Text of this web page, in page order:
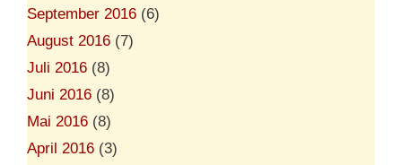
September 2016 (6)
August 2016 (7)
Juli 2016 (8)
Juni 2016 (8)
Mai 2016 (8)
April 2016 (3)